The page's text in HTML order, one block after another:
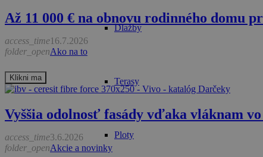
Dlažby
Terasy
Ploty
Až 11 000 € na obnovu rodinného domu
access_time16.7.2026
folder_openAko na to
Klikni ma
Vyššia odolnosť fasády vďaka vláknam
access_time3.6.2026
folder_openAkcie a novinky